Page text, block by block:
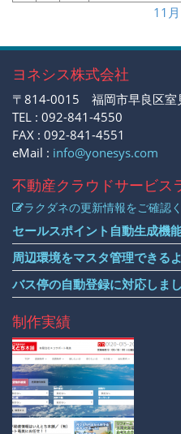
11
ヨネシス株式会社
〒814-0015 福岡市早良区室
TEL : 092-841-4550
FAX : 092-841-4551
eMail : info@yonesys.com
不動産クラウドサービス
ラクダネの更新情報をご確認
セールスポイント自動生成機
周辺環境をマスタ管理できる
バス停の自動登録に対応しま
制作実績